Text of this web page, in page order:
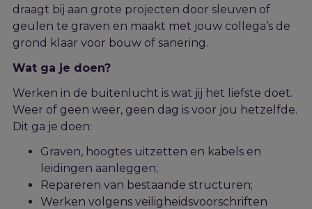
draagt bij aan g rote projecten door sleuven of
geulen te graven en maakt met jouw collega’s de
grond klaar voor bouw of sanering.
Wat ga je doen?
Werken in de buitenlucht is wat jij het liefste doet.
Weer of geen weer, geen dag is voor jou hetzelfde.
Dit ga je doen:
Graven, hoogtes uitzetten en kabels en
leidingen aanleggen;
Repareren van bestaande structuren;
Werken volgens veiligheidsvoorschriften